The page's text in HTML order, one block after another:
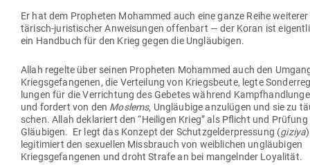
Er hat dem Pro­pheten Mohammed auch eine ganze Reihe
tä­risch-juris­ti­scher Anwei­sungen offenbart — der Koran ist
ein Handbuch für den Krieg gegen die Ungläubigen.
Allah regelte über seinen Pro­pheten Mohammed auch den
Kriegs­ge­fan­genen, die Ver­teilung von Kriegs­beute, legte
lungen für die Ver­richtung des Gebetes während
und fordert von den Moslems, Ungläubige anzu­lügen und sie zu
schen. Allah dekla­riert den “Hei­ligen Krieg” als Pflicht und Prüfung
Gläu­bigen. Er legt das Konzept der Schutz­geld­erpressung (giziya
legi­ti­miert den sexu­ellen Miss­brauch von weib­lichen ungläu­bigen
Kriegs­ge­fan­genen und droht Strafe an bei man­gelnder Loyalität.